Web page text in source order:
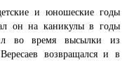
и юношеские годы
он на каникулы в годы
во время высылки из
возвращался и в